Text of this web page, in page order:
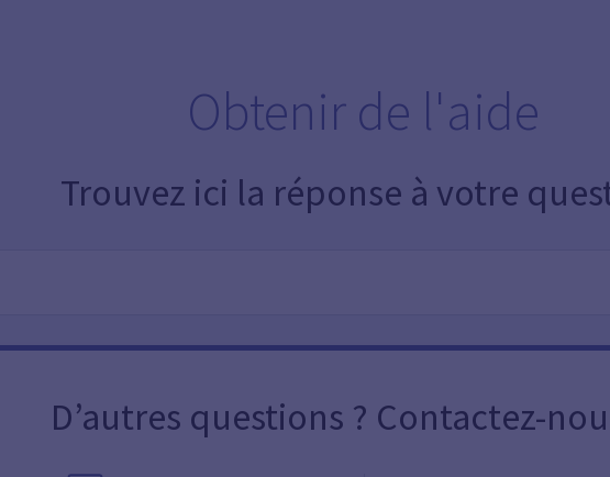
Obtenir de l'aide
Trouvez ici la réponse à votre
D’autres questions ? Contactez-